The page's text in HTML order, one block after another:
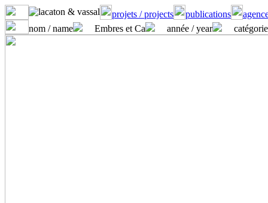
projets / projects publications
nom / name
Embres et Ca année / year